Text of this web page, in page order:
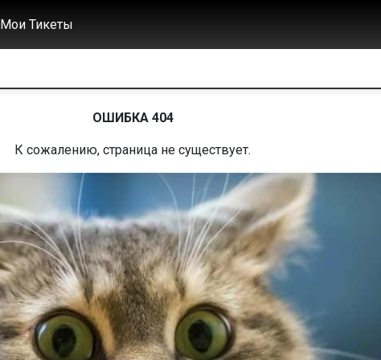
Мои Тикеты
ОШИБКА 404
К сожалению, страница не существует.